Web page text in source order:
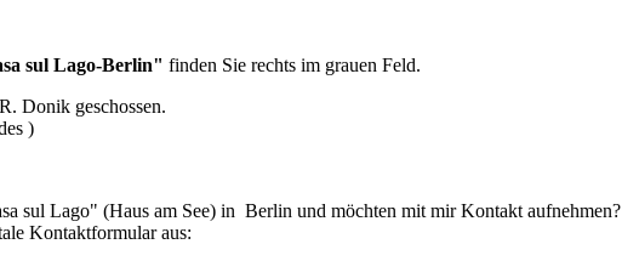
sul Lago-Berlin" finden Sie rechts im grauen Feld.
Donik geschossen.
)
sul Lago" (Haus am See) in Berlin und möchten mit mir Kontakt aufnehmen?
Kontaktformular aus: